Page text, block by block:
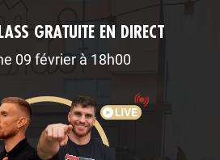
GRATUITE EN DIRECT
09 février à 18h00